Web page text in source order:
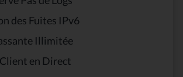
des Fuites IPv6
Illimitée
en Direct